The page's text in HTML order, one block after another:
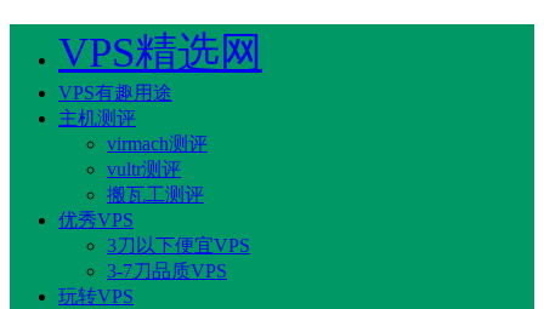
VPS精选网
VPS有趣用途
主机测评
virmach测评
vultr测评
搬瓦工测评
优秀VPS
3刀以下便宜VPS
3-7刀品质VPS
玩转VPS